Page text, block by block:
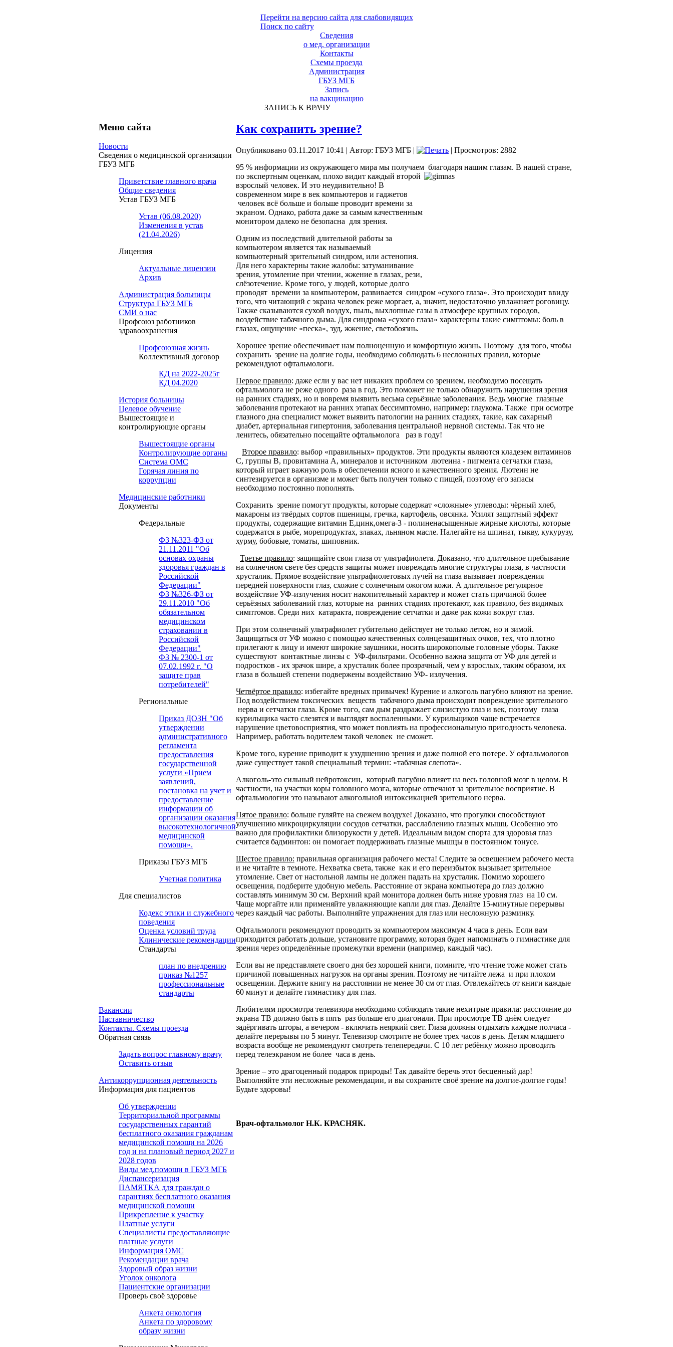
Перейти на версию сайта для слабовидящих
Поиск по сайту
Сведения
о мед. организации
Контакты
Схемы проезда
Администрация
ГБУЗ МГБ
Запись
на вакцинацию
ЗАПИСЬ К ВРАЧУ
Меню сайта
Новости
Сведения о медицинской организации
ГБУЗ МГБ
Приветствие главного врача
Общие сведения
Устав ГБУЗ МГБ
Устав (06.08.2020)
Изменения в устав
(21.04.2026)
Лицензия
Актуальные лицензии
Архив
Администрация больницы
Структура ГБУЗ МГБ
СМИ о нас
Профсоюз работников
здравоохранения
Профсоюзная жизнь
Коллективный договор
КД на 2022-2025г
КД 04.2020
История больницы
Целевое обучение
Вышестоящие и
контролирующие органы
Вышестоящие органы
Контролирующие органы
Система ОМС
Горячая линия по
коррупции
Медицинские работники
Документы
Федеральные
ФЗ №323-ФЗ от
21.11.2011 "Об
основах охраны
здоровья граждан в
Российской
Федерации"
ФЗ №326-ФЗ от
29.11.2010 "Об
обязательном
медицинском
страховании в
Российской
Федерации"
ФЗ № 2300-1 от
07.02.1992 г. "О
защите прав
потребителей"
Региональные
Приказ ДОЗН "Об
утверждении
административного
регламента
предоставления
государственной
услуги «Прием
заявлений,
постановка на учет и
предоставление
информации об
организации оказания
высокотехнологичной
медицинской
помощи».
Приказы ГБУЗ МГБ
Учетная политика
Для специалистов
Кодекс этики и служебного
поведения
Оценка условий труда
Клинические рекомендации
Cтандарты
план по внедрению
приказ №1257
профессиональные
стандарты
Вакансии
Наставничество
Контакты. Схемы проезда
Обратная связь
Задать вопрос главному врачу
Оставить отзыв
Антикоррупционная деятельность
Информация для пациентов
Об утверждении
Территориальной программы
государственных гарантий
бесплатного оказания гражданам
медицинской помощи на 2026
год и на плановый период 2027 и
2028 годов
Виды мед.помощи в ГБУЗ МГБ
Диспансеризация
ПАМЯТКА для граждан о
гарантиях бесплатного оказания
медицинской помощи
Прикрепление к участку
Платные услуги
Специалисты предоставляющие
платные услуги
Информация ОМС
Рекомендации врача
Здоровый образ жизни
Уголок онколога
Пациентские организации
Проверь своё здоровье
Анкета онкология
Анкета по здоровому
образу жизни
Как сохранить зрение?
Опубликовано 03.11.2017 10:41 | Автор: ГБУЗ МГБ |
| Просмотров: 2882
95 % информации из окружающего мира мы получаем благодаря нашим глазам. В нашей стране,
по экспертным оценкам, плохо видит каждый второй
взрослый человек. И это неудивительно! В
современном мире в век компьютеров и гаджетов
человек всё больше и больше проводит времени за
экраном. Однако, работа даже за самым качественным
монитором далеко не безопасна для зрения.
Одним из последствий длительной работы за
компьютером является так называемый
компьютерный зрительный синдром, или астенопия.
Для него характерны такие жалобы: затуманивание
зрения, утомление при чтении, жжение в глазах, рези,
слёзотечение. Кроме того, у людей, которые долго
проводят времени за компьютером, развивается синдром «сухого глаза». Это происходит ввиду
того, что читающий с экрана человек реже моргает, а, значит, недостаточно увлажняет роговицу.
Также сказываются сухой воздух, пыль, выхлопные газы в атмосфере крупных городов,
воздействие табачного дыма. Для синдрома «сухого глаза» характерны такие симптомы: боль в
глазах, ощущение «песка», зуд, жжение, светобоязнь.
Хорошее зрение обеспечивает нам полноценную и комфортную жизнь. Поэтому для того, чтобы
сохранить зрение на долгие годы, необходимо соблюдать 6 несложных правил, которые
рекомендуют офтальмологи.
Первое правило: даже если у вас нет никаких проблем со зрением, необходимо посещать
офтальмолога не реже одного раза в год. Это поможет не только обнаружить нарушения зрения
на ранних стадиях, но и вовремя выявить весьма серьёзные заболевания. Ведь многие глазные
заболевания протекают на ранних этапах бессимптомно, например: глаукома. Также при осмотре
глазного дна специалист может выявить патологии на ранних стадиях, такие, как сахарный
диабет, артериальная гипертония, заболевания центральной нервной системы. Так что не
ленитесь, обязательно посещайте офтальмолога раз в году!
Второе правило: выбор «правильных» продуктов. Эти продукты являются кладезем витаминов
С, группы В, провитамина А, минералов и источником лютеина - пигмента сетчатки глаза,
который играет важную роль в обеспечении ясного и качественного зрения. Лютеин не
синтезируется в организме и может быть получен только с пищей, поэтому его запасы
необходимо постоянно пополнять.
Сохранить зрение помогут продукты, которые содержат «сложные» углеводы: чёрный хлеб,
макароны из твёрдых сортов пшеницы, гречка, картофель, овсянка. Усилят защитный эффект
продукты, содержащие витамин Е,цинк,омега-3 - полиненасыщенные жирные кислоты, которые
содержатся в рыбе, морепродуктах, злаках, льняном масле. Налегайте на шпинат, тыкву, кукурузу,
хурму, бобовые, томаты, шиповник.
Третье правило: защищайте свои глаза от ультрафиолета. Доказано, что длительное пребывание
на солнечном свете без средств защиты может повреждать многие структуры глаза, в частности
хрусталик. Прямое воздействие ультрафиолетовых лучей на глаза вызывает повреждения
передней поверхности глаз, схожие с солнечным ожогом кожи. А длительное регулярное
воздействие УФ-излучения носит накопительный характер и может стать причиной более
серьёзных заболеваний глаз, которые на ранних стадиях протекают, как правило, без видимых
симптомов. Среди них катаракта, повреждение сетчатки и даже рак кожи вокруг глаз.
При этом солнечный ультрафиолет губительно действует не только летом, но и зимой.
Защищаться от УФ можно с помощью качественных солнцезащитных очков, тех, что плотно
прилегают к лицу и имеют широкие заушники, носить широкополые головные уборы. Также
существуют контактные линзы с УФ-фильтрами. Особенно важна защита от УФ для детей и
подростков - их зрачок шире, а хрусталик более прозрачный, чем у взрослых, таким образом, их
глаза в большей степени подвержены воздействию УФ- излучения.
Четвёртое правило: избегайте вредных привычек! Курение и алкоголь пагубно влияют на зрение.
Под воздействием токсических веществ табачного дыма происходит повреждение зрительного
нерва и сетчатки глаза. Кроме того, сам дым раздражает слизистую глаз и век, поэтому глаза
курильщика часто слезятся и выглядят воспаленными. У курильщиков чаще встречается
нарушение цветовосприятия, что может повлиять на профессиональную пригодность человека.
Например, работать водителем такой человек не сможет.
Кроме того, курение приводит к ухудшению зрения и даже полной его потере. У офтальмологов
даже существует такой специальный термин: «табачная слепота».
Алкоголь-это сильный нейротоксин, который пагубно влияет на весь головной мозг в целом. В
частности, на участки коры головного мозга, которые отвечают за зрительное восприятие. В
офтальмологии это называют алкогольной интоксикацией зрительного нерва.
Пятое правило: больше гуляйте на свежем воздухе! Доказано, что прогулки способствуют
улучшению микроциркуляции сосудов сетчатки, расслаблению глазных мышц. Особенно это
важно для профилактики близорукости у детей. Идеальным видом спорта для здоровья глаз
считается бадминтон: он помогает поддерживать глазные мышцы в постоянном тонусе.
Шестое правило: правильная организация рабочего места! Следите за освещением рабочего места
и не читайте в темноте. Нехватка света, также как и его переизбыток вызывает зрительное
утомление. Свет от настольной лампы не должен падать на хрусталик. Помимо хорошего
освещения, подберите удобную мебель. Расстояние от экрана компьютера до глаз должно
составлять минимум 30 см. Верхний край монитора должен быть ниже уровня глаз на 10 см.
Чаще моргайте или применяйте увлажняющие капли для глаз. Делайте 15-минутные перерывы
через каждый час работы. Выполняйте упражнения для глаз или несложную разминку.
Офтальмологи рекомендуют проводить за компьютером максимум 4 часа в день. Если вам
приходится работать дольше, установите программу, которая будет напоминать о гимнастике для
зрения через определённые промежутки времени (например, каждый час).
Если вы не представляете своего дня без хорошей книги, помните, что чтение тоже может стать
причиной повышенных нагрузок на органы зрения. Поэтому не читайте лежа и при плохом
освещении. Держите книгу на расстоянии не менее 30 см от глаз. Отвлекайтесь от книги каждые
60 минут и делайте гимнастику для глаз.
Любителям просмотра телевизора необходимо соблюдать такие нехитрые правила: расстояние до
экрана ТВ должно быть в пять раз больше его диагонали. При просмотре ТВ днём следует
задёргивать шторы, а вечером - включать неяркий свет. Глаза должны отдыхать каждые полчаса -
делайте перерывы по 5 минут. Телевизор смотрите не более трех часов в день. Детям младшего
возраста вообще не рекомендуют смотреть телепередачи. С 10 лет ребёнку можно проводить
перед телеэкраном не более часа в день.
Зрение – это драгоценный подарок природы! Так давайте беречь этот бесценный дар!
Выполняйте эти несложные рекомендации, и вы сохраните своё зрение на долгие-долгие годы!
Будьте здоровы!
Врач-офтальмолог Н.К. КРАСНЯК.